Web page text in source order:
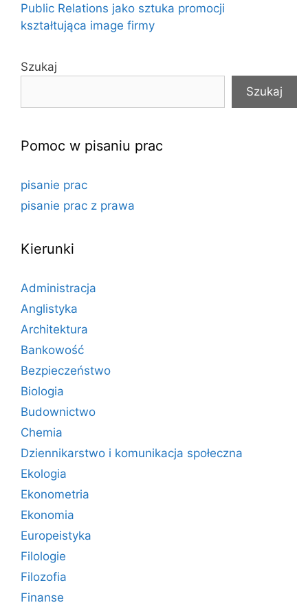
Public Relations jako sztuka promocji
kształtująca image firmy
Szukaj
Szukaj
Pomoc w pisaniu prac
pisanie prac
pisanie prac z prawa
Kierunki
Administracja
Anglistyka
Architektura
Bankowość
Bezpieczeństwo
Biologia
Budownictwo
Chemia
Dziennikarstwo i komunikacja społeczna
Ekologia
Ekonometria
Ekonomia
Europeistyka
Filologie
Filozofia
Finanse